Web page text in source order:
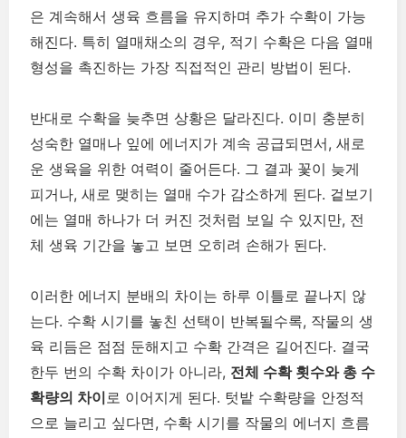
은 계속해서 생육 흐름을 유지하며 추가 수확이 가능
해진다. 특히 열매채소의 경우, 적기 수확은 다음 열매
형성을 촉진하는 가장 직접적인 관리 방법이 된다.
반대로 수확을 늦추면 상황은 달라진다. 이미 충분히
성숙한 열매나 잎에 에너지가 계속 공급되면서, 새로
운 생육을 위한 여력이 줄어든다. 그 결과 꽃이 늦게
피거나, 새로 맺히는 열매 수가 감소하게 된다. 겉보기
에는 열매 하나가 더 커진 것처럼 보일 수 있지만, 전
체 생육 기간을 놓고 보면 오히려 손해가 된다.
이러한 에너지 분배의 차이는 하루 이틀로 끝나지 않
는다. 수확 시기를 놓친 선택이 반복될수록, 작물의 생
육 리듬은 점점 둔해지고 수확 간격은 길어진다. 결국
한두 번의 수확 차이가 아니라, 전체 수확 횟수와 총 수
확량의 차이로 이어지게 된다. 텃밭 수확량을 안정적
으로 늘리고 싶다면, 수확 시기를 작물의 에너지 흐름